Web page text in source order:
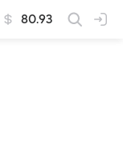
80.93